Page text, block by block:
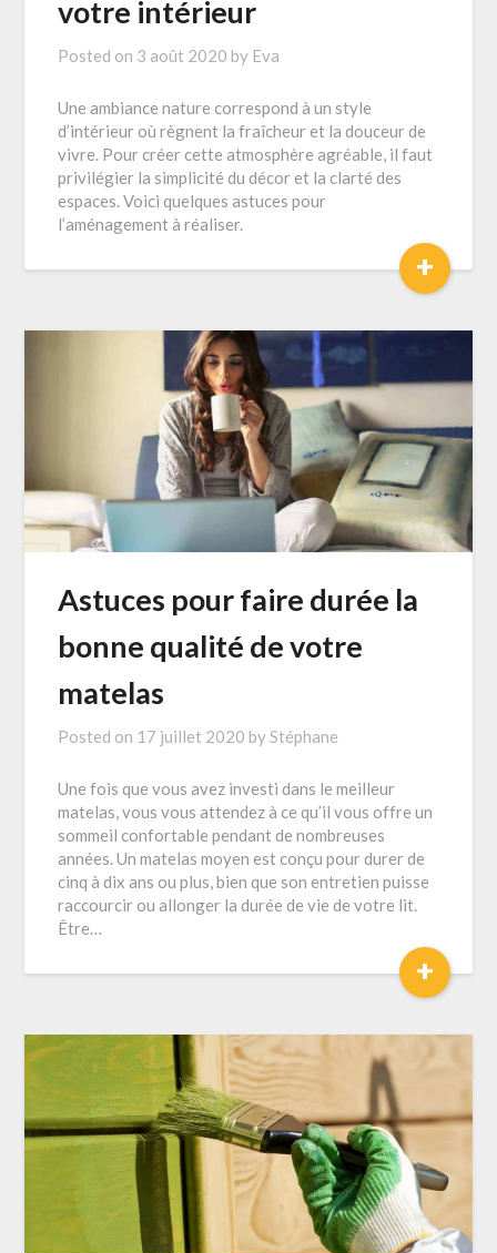
votre intérieur
Posted on 3 août 2020 by Eva
Une ambiance nature correspond à un style
d’intérieur où règnent la fraîcheur et la douceur de
vivre. Pour créer cette atmosphère agréable, il faut
privilégier la simplicité du décor et la clarté des
espaces. Voici quelques astuces pour
l’aménagement à réaliser.
+
Astuces pour faire durée la
bonne qualité de votre
matelas
Posted on 17 juillet 2020 byStéphane
Une fois que vous avez investi dans le meilleur
matelas, vous vous attendez à ce qu’il vous offre un
sommeil confortable pendant de nombreuses
années. Un matelas moyen est conçu pour durer de
cinq à dix ans ou plus, bien que son entretien puisse
raccourcir ou allonger la durée de vie de votre lit.
Être…
+